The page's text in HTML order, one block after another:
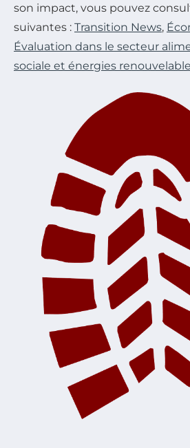
son impact, vous pouvez
suivantes : Transition News,
Évaluation dans le secteur
sociale et énergies